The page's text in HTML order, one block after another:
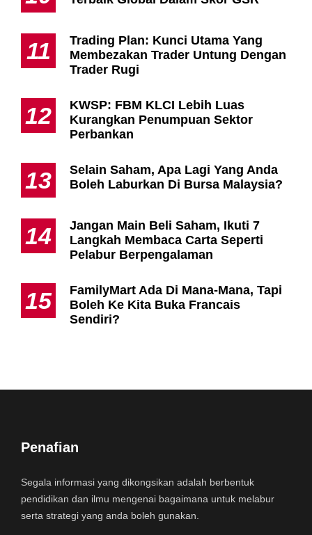
11
Trading Plan: Kunci Utama Yang
Membezakan Trader Untung Dengan
Trader Rugi
12
KWSP: FBM KLCI Lebih Luas
Kurangkan Penumpuan Sektor
Perbankan
13
Selain Saham, Apa Lagi Yang Anda
Boleh Laburkan Di Bursa Malaysia?
14
Jangan Main Beli Saham, Ikuti 7
Langkah Membaca Carta Seperti
Pelabur Berpengalaman
15
FamilyMart Ada Di Mana-Mana, Tapi
Boleh Ke Kita Buka Francais
Sendiri?
Penafian
Segala informasi yang dikongsikan adalah berbentuk
pendidikan dan ilmu mengenai bagaimana untuk melabur
serta strategi yang anda boleh gunakan.